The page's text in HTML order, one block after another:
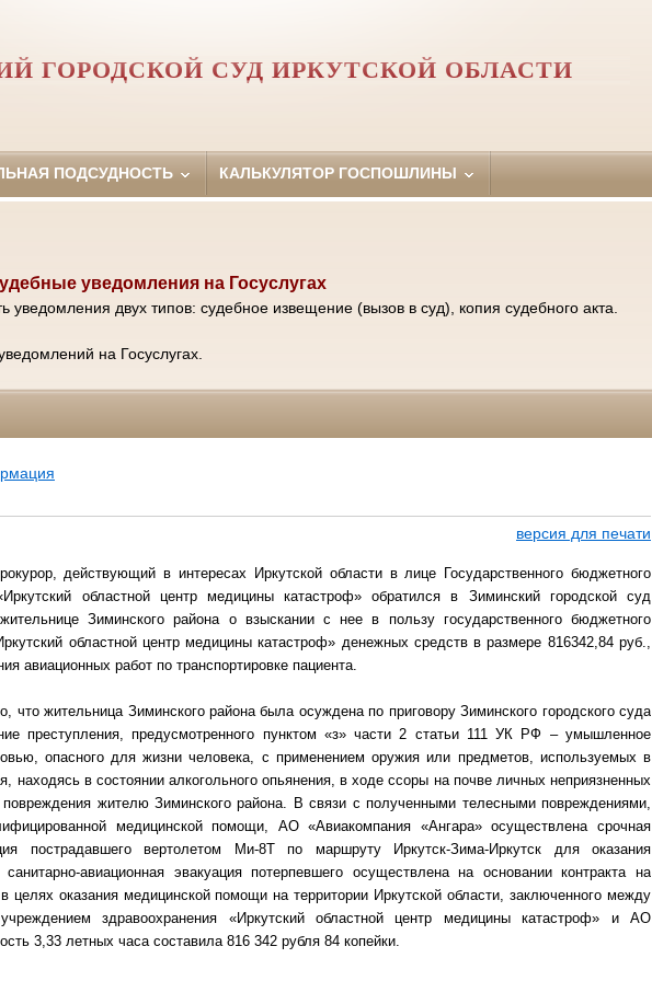
ГОРОДСКОЙ СУД ИРКУТСКОЙ ОБЛАСТИ
ПОДСУДНОСТЬ КАЛЬКУЛЯТОР ГОСПОШЛИНЫ
уведомления на Госуслугах
уведомления двух типов: судебное извещение (вызов в суд), копия судебного акта.
на Госуслугах.
версия для печати
действующий в интересах Иркутской области в лице Государственного бюджетного
областной центр медицины катастроф» обратился в Зиминский городской суд
Зиминского района о взыскании с нее в пользу государственного бюджетного
областной центр медицины катастроф» денежных средств в размере 816342,84 руб.,
авиационных работ по транспортировке пациента.
что жительница Зиминского района была осуждена по приговору Зиминского городского суда
преступления, предусмотренного пунктом «з» части 2 статьи 111 УК РФ – умышленное
опасного для жизни человека, с применением оружия или предметов, используемых в
находясь в состоянии алкогольного опьянения, в ходе ссоры на почве личных неприязненных
жителю Зиминского района. В связи с полученными телесными повреждениями,
медицинской помощи, АО «Авиакомпания «Ангара» осуществлена срочная
пострадавшего вертолетом Ми-8Т по маршруту Иркутск-Зима-Иркутск для оказания
авиационная эвакуация потерпевшего осуществлена на основании контракта на
целях оказания медицинской помощи на территории Иркутской области, заключенного между
здравоохранения «Иркутский областной центр медицины катастроф» и АО
3,33 летных часа составила 816 342 рубля 84 копейки.